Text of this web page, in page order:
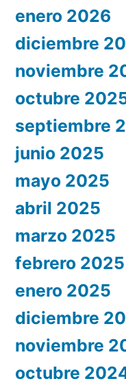
enero 2026
diciembre
noviembre
octubre
septiembre
junio 2025
mayo 2025
abril 2025
marzo 2025
febrero 2025
enero 2025
diciembre
noviembre
octubre